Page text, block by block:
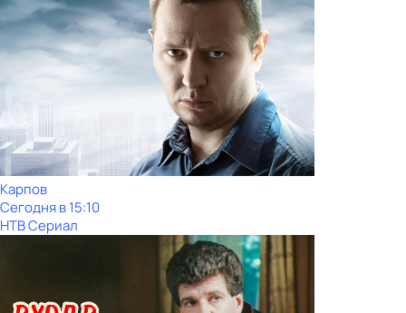
Карпов
Сегодня в 15:10
НТВ Сериал